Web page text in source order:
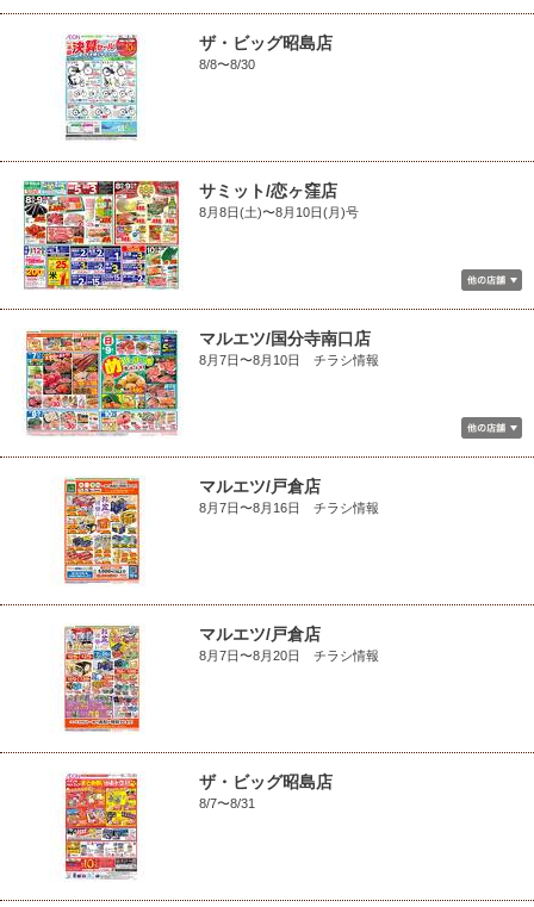
ザ・ビッグ昭島店
8/8〜8/30
サミット/恋ヶ窪店
8月8日(土)〜8月10日(月)号
マルエツ/国分寺南口店
8月7日〜8月10日 チラシ情報
マルエツ/戸倉店
8月7日〜8月16日 チラシ情報
マルエツ/戸倉店
8月7日〜8月20日 チラシ情報
ザ・ビッグ昭島店
8/7〜8/31